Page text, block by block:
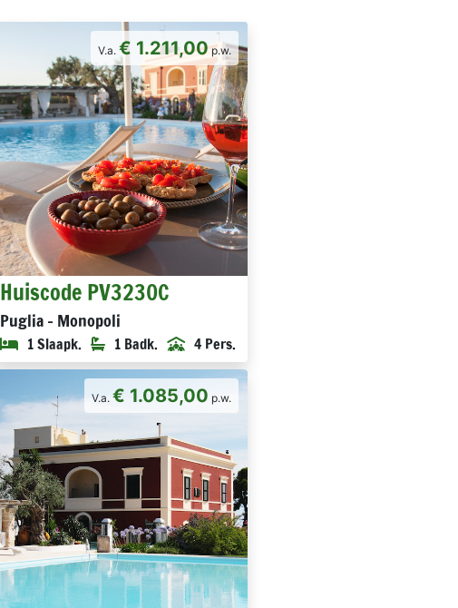
V.a. € 1.211,00p.w.
Huiscode PV3230C
Puglia - Monopoli
1 Slaapk. 1 Badk. 4 Pers.
V.a. € 1.085,00 p.w.